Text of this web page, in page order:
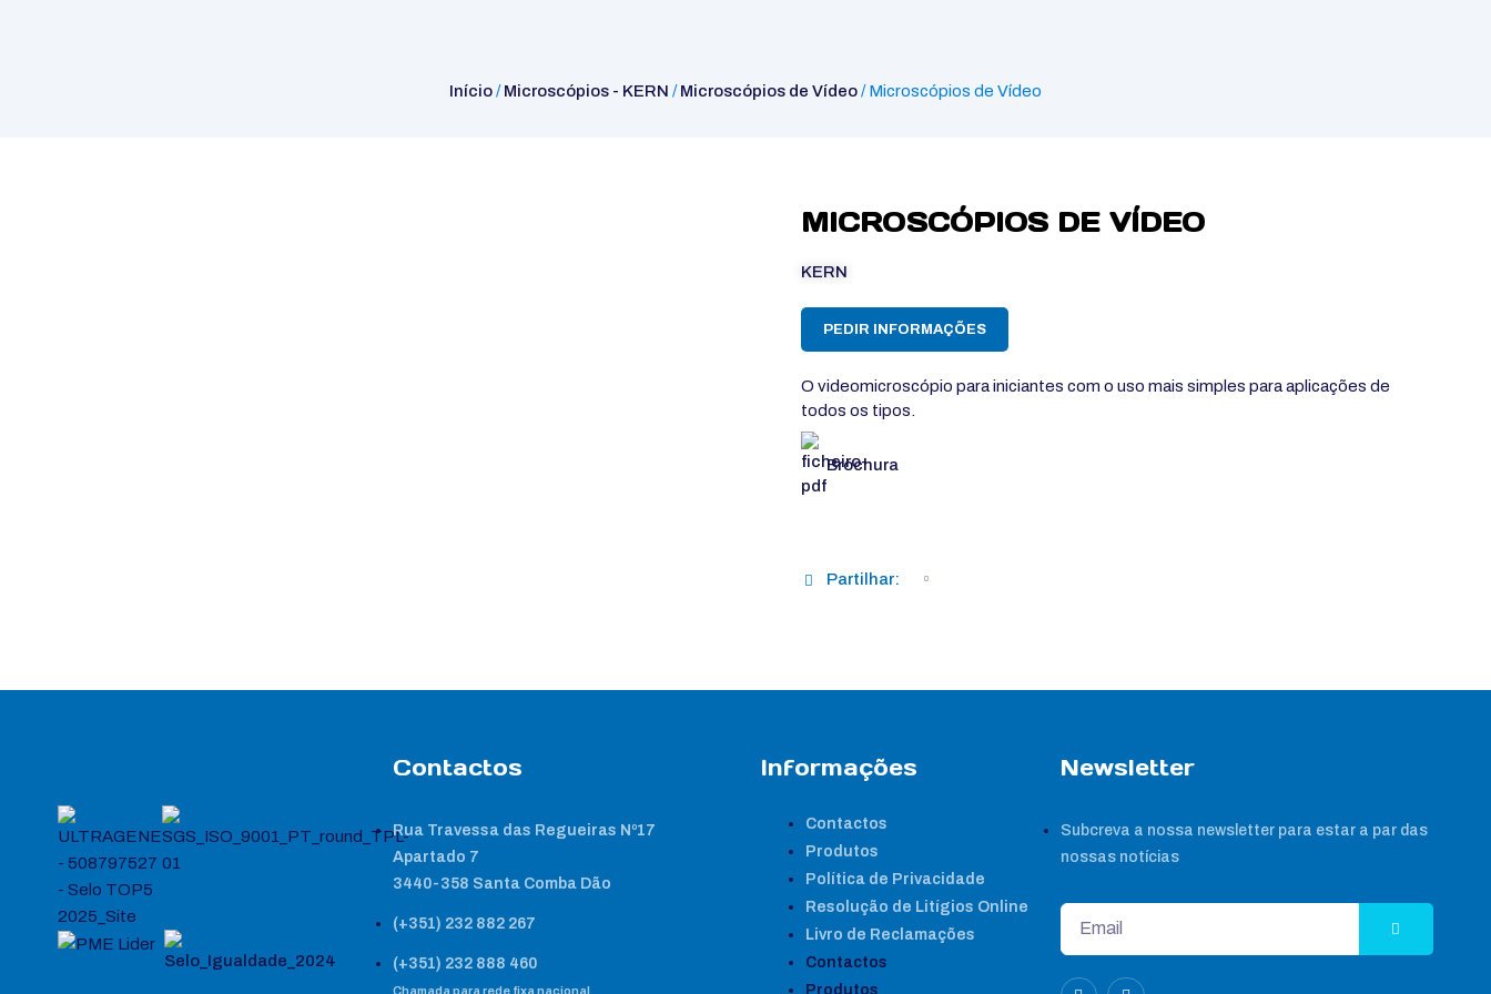
Início/Microscópios - KERN /Microscópios de Vídeo/ Microscópios de Vídeo
MICROSCÓPIOS DE VÍDEO
KERN
PEDIR INFORMAÇÕES
O videomicroscópio para iniciantes com o uso mais simples para aplicações de
todos os tipos.
Brochura
Partilhar:
Contactos
Rua Travessa das Regueiras Nº17
Apartado 7
3440-358 Santa Comba Dão
(+351) 232 882 267
(+351) 232 888 460
Chamada para rede fixa nacional
Informações
Contactos
Produtos
Política de Privacidade
Resolução de Litígios Online
Livro de Reclamações
Contactos
Produtos
Newsletter
Subcreva a nossa newsletter para estar a par das
nossas notícias